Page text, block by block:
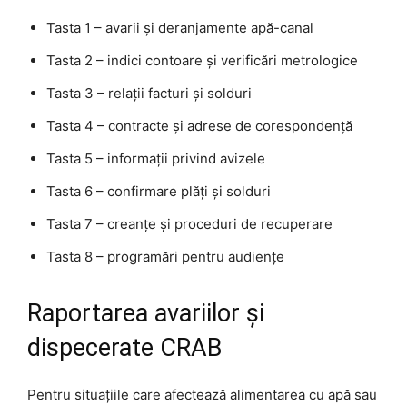
Tasta 1 – avarii și deranjamente apă-canal
Tasta 2 – indici contoare și verificări metrologice
Tasta 3 – relații facturi și solduri
Tasta 4 – contracte și adrese de corespondență
Tasta 5 – informații privind avizele
Tasta 6 – confirmare plăți și solduri
Tasta 7 – creanțe și proceduri de recuperare
Tasta 8 – programări pentru audiențe
Raportarea avariilor și
dispecerate CRAB
Pentru situațiile care afectează alimentarea cu apă sau